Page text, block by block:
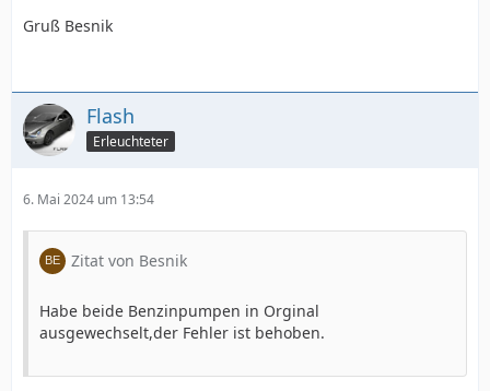
Gruß Besnik
Flash
Erleuchteter
6. Mai 2024 um 13:54
Zitat von Besnik
Habe beide Benzinpumpen in Orginal
ausgewechselt,der Fehler ist behoben.